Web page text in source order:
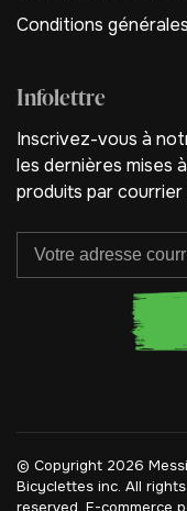
Conditions
Infolettre
Inscrivez-vous à
les dernières mises
produits par
© Copyright 2026
Bicyclettes inc. All rights
reserved. E-commerce